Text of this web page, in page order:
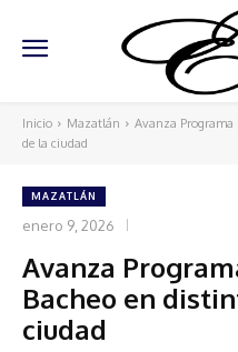
Inicio Mazatlán
Avanza Programa
de la ciudad
MAZATLÁN
enero 9, 2026
Avanza
Bacheo en
ciudad